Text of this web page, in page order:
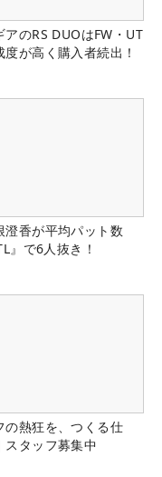
アのRS DUOはFW・UT
度が高く購入者続出！
澄香が平均パット数
』で6人抜き！
の熱狂を、つくる仕
スタッフ募集中